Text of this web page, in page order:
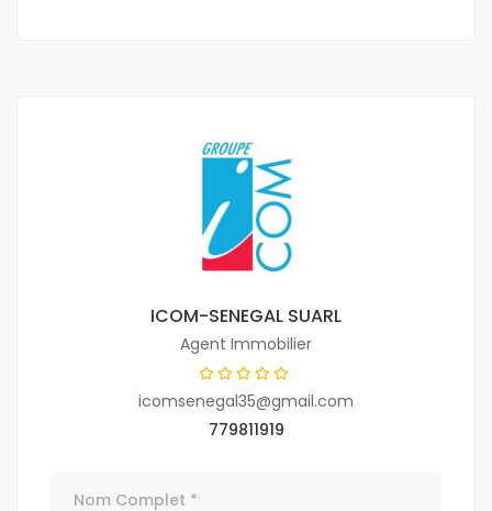
ICOM-SENEGAL SUARL
Agent Immobilier
icomsenegal35@gmail.com
779811919